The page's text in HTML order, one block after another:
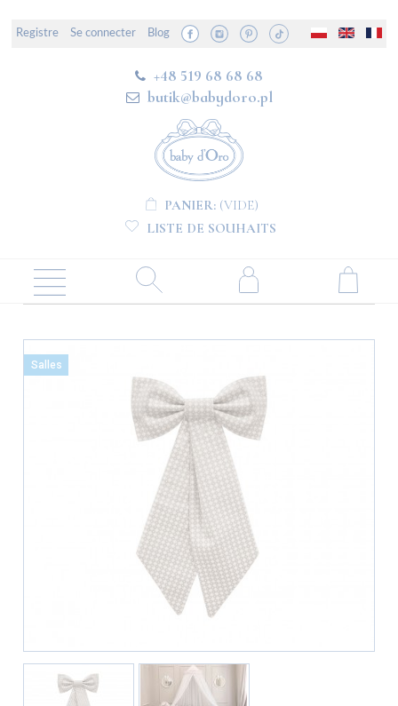
Registre Se connecter Blog
+48 519 68 68 68
butik@babydoro.pl
PANIER: (VIDE)
LISTE DE SOUHAITS
Salles